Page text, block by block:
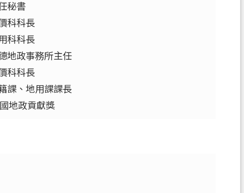
秘書
科科長
科科長
地政事務所主任
科科長
課、地用課課長
地政貢獻獎